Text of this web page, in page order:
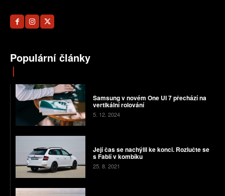
Populární články
Samsung v novém One UI 7 přechází na
vertikální rolování
5. 12. 2024
Její čas se nachýlil ke konci. Rozlučte se
s Fabií v kombíku
25. 8. 2021